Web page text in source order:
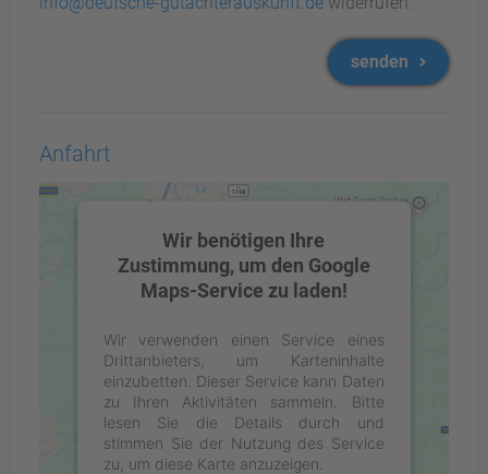
senden
Anfahrt
Wir benötigen Ihre
Zustimmung, um den Google
Maps-Service zu laden!
Wir verwenden einen Service eines
Drittanbieters, um Karteninhalte
einzubetten. Dieser Service kann Daten
zu Ihren Aktivitäten sammeln. Bitte
lesen Sie die Details durch und
stimmen Sie der Nutzung des Service
zu, um diese Karte anzuzeigen.